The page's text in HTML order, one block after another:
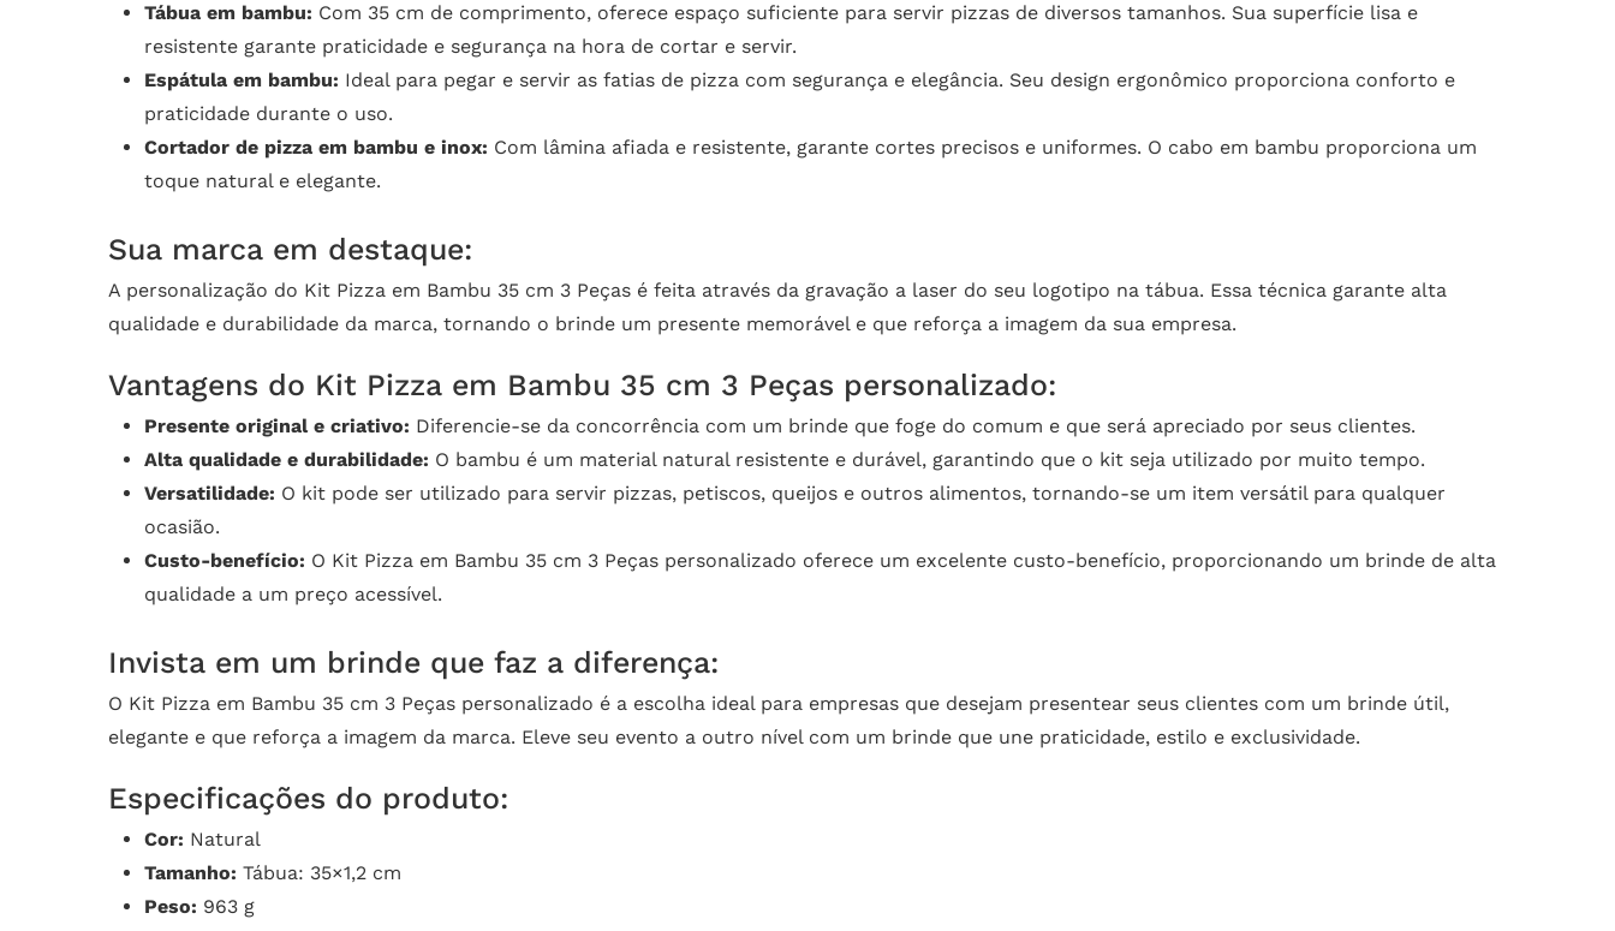
Tábua em bambu: Com 35 cm de comprimento, oferece espaço suficiente para servir pizzas de diversos tamanhos. Sua superfície lisa e
resistente garante praticidade e segurança na hora de cortar e servir.
Espátula em bambu: Ideal para pegar e servir as fatias de pizza com segurança e elegância. Seu design ergonômico proporciona conforto e
praticidade durante o uso.
Cortador de pizza em bambu e inox: Com lâmina afiada e resistente, garante cortes precisos e uniformes. O cabo em bambu proporciona um
toque natural e elegante.
Sua marca em destaque:
A personalização do Kit Pizza em Bambu 35 cm 3 Peças é feita através da gravação a laser do seu logotipo na tábua. Essa técnica garante alta
qualidade e durabilidade da marca, tornando o brinde um presente memorável e que reforça a imagem da sua empresa.
Vantagens do Kit Pizza em Bambu 35 cm 3 Peças personalizado:
Presente original e criativo: Diferencie-se da concorrência com um brinde que foge do comum e que será apreciado por seus clientes.
Alta qualidade e durabilidade: O bambu é um material natural resistente e durável, garantindo que o kit seja utilizado por muito tempo.
Versatilidade: O kit pode ser utilizado para servir pizzas, petiscos, queijos e outros alimentos, tornando-se um item versátil para qualquer
ocasião.
Custo-benefício: O Kit Pizza em Bambu 35 cm 3 Peças personalizado oferece um excelente custo-benefício, proporcionando um brinde de alta
qualidade a um preço acessível.
Invista em um brinde que faz a diferença:
O Kit Pizza em Bambu 35 cm 3 Peças personalizado é a escolha ideal para empresas que desejam presentear seus clientes com um brinde útil,
elegante e que reforça a imagem da marca. Eleve seu evento a outro nível com um brinde que une praticidade, estilo e exclusividade.
Especificações do produto:
Cor: Natural
Tamanho: Tábua: 35×1,2 cm
Peso: 963 g